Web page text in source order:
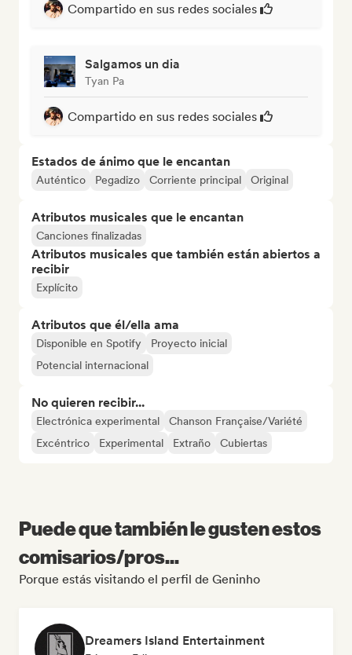
Compartido en sus redes sociales
Salgamos un dia
Tyan Pa
Compartido en sus redes sociales
Estados de ánimo que le encantan
Auténtico Pegadizo Corriente principal Original
Atributos musicales que le encantan
Canciones finalizadas
Atributos musicales que también están abiertos a
recibir
Explícito
Atributos que él/ella ama
Disponible en Spotify
Proyecto inicial
Potencial internacional
No quieren recibir...
Electrónica experimental
Chanson Française/Variété
Excéntrico
Experimental Extraño Cubiertas
Puede que también le gusten estos
comisarios/pros...
Porque estás visitando el perfil de Geninho
Dreamers Island Entertainment